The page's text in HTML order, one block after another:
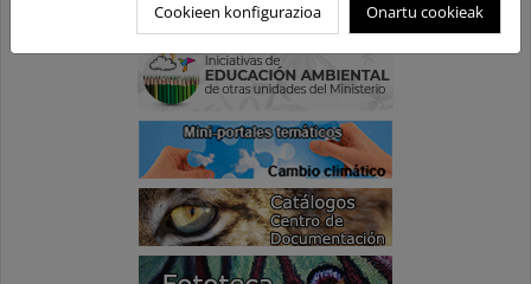
Cookieen konfigurazioa Onartu cookieak